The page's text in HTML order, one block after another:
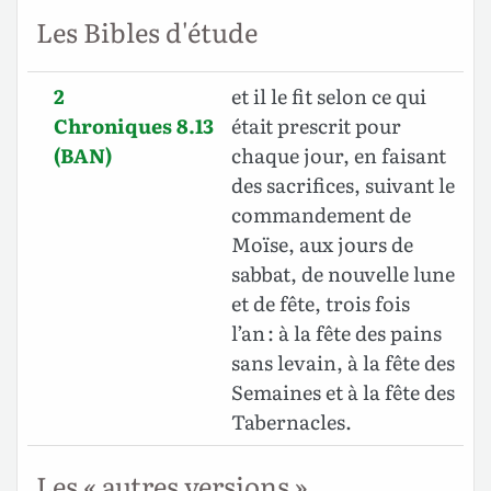
Les Bibles d'étude
2
Chroniques 8.13
(BAN)
et il le fit selon ce qui
était prescrit pour
chaque jour, en faisant
des sacrifices, suivant le
commandement de
Moïse, aux jours de
sabbat, de nouvelle lune
et de fête, trois fois
l’an : à la fête des pains
sans levain, à la fête des
Semaines et à la fête des
Tabernacles.